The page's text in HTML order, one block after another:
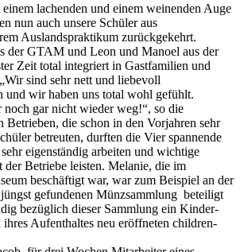
lachenden und einem weinenden Auge
nun auch unsere Schüler aus
Auslandspraktikum zurückgekehrt.
der GTAM und Leon und Manoel aus der
Zeit total integriert in Gastfamilien und
sind sehr nett und liebevoll
und wir haben uns total wohl gefühlt.
gar nicht wieder weg!“, so die
die schon in den Vorjahren sehr
betreuten, durften die Vier spannende
eigenständig arbeiten und wichtige
Betriebe leisten. Melanie, die im
beschäftigt war, war zum Beispiel an der
gefundenen Münzsammlung beteiligt
bezüglich dieser Sammlung ein Kinder-
Aufenthaltes neu eröffneten children-